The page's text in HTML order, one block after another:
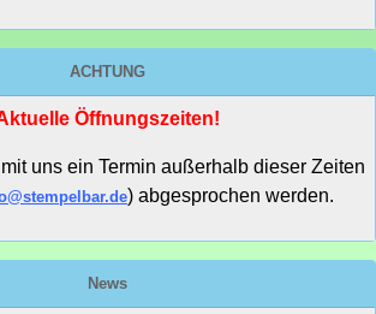
ACHTUNG
Öffnungszeiten!
uns ein Termin außerhalb dieser Zeiten
) abgesprochen werden.
News